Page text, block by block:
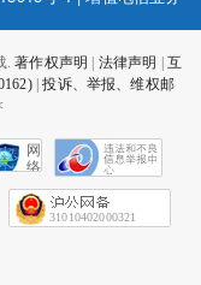
.著作权声明 法律声明
互
|投诉、举报、维权邮
网
络
会
征
31010402000321